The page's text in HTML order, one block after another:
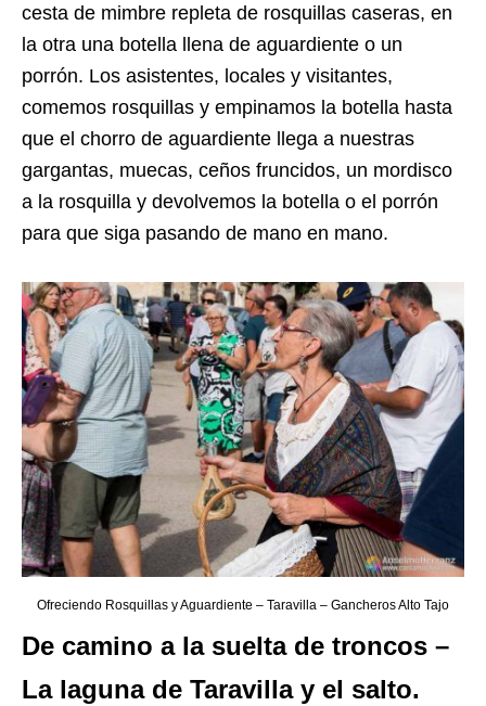
cesta de mimbre repleta de rosquillas caseras, en
la otra una botella llena de aguardiente o un
porrón. Los asistentes, locales y visitantes,
comemos rosquillas y empinamos la botella hasta
que el chorro de aguardiente llega a nuestras
gargantas, muecas, ceños fruncidos, un mordisco
a la rosquilla y devolvemos la botella o el porrón
para que siga pasando de mano en mano.
Ofreciendo Rosquillas y Aguardiente – Taravilla – Gancheros Alto Tajo
De camino a la suelta de troncos –
La laguna de Taravilla y el salto.